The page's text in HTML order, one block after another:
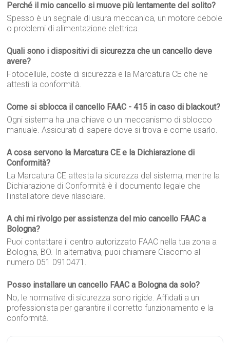
Perché il mio cancello si muove più lentamente del solito?
Spesso è un segnale di usura meccanica, un motore debole
o problemi di alimentazione elettrica.
Quali sono i dispositivi di sicurezza che un cancello deve
avere?
Fotocellule, coste di sicurezza e la Marcatura CE che ne
attesti la conformità.
Come si sblocca il cancello FAAC - 415 in caso di blackout?
Ogni sistema ha una chiave o un meccanismo di sblocco
manuale. Assicurati di sapere dove si trova e come usarlo.
A cosa servono la Marcatura CE e la Dichiarazione di
Conformità?
La Marcatura CE attesta la sicurezza del sistema, mentre la
Dichiarazione di Conformità è il documento legale che
l'installatore deve rilasciare.
A chi mi rivolgo per assistenza del mio cancello FAAC a
Bologna?
Puoi contattare il centro autorizzato FAAC nella tua zona a
Bologna, BO. In alternativa, puoi chiamare Giacomo al
numero 051 0910471.
Posso installare un cancello FAAC a Bologna da solo?
No, le normative di sicurezza sono rigide. Affidati a un
professionista per garantire il corretto funzionamento e la
conformità.